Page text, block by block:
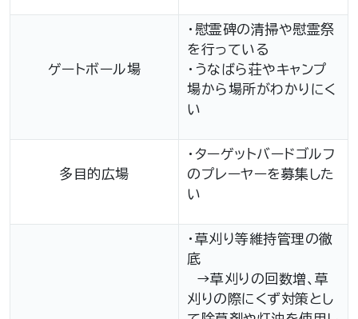
ゲートボール場
・慰霊碑の清掃や慰霊祭
を行っている
・うなばら荘やキャンプ
場から場所がわかりにく
い
多目的広場
・ターゲットバードゴルフ
のプレーヤーを募集した
い
・草刈り等維持管理の徹
底
→草刈りの回数増、草
刈りの際にくず対策とし